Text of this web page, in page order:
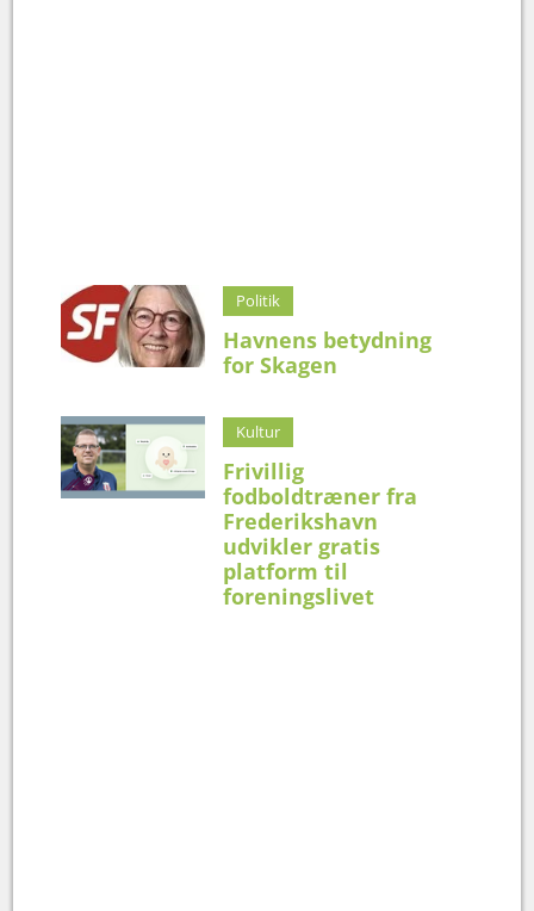
Politik
Havnens betydning
for Skagen
Kultur
Frivillig
fodboldtræner fra
Frederikshavn
udvikler gratis
platform til
foreningslivet